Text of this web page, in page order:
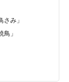
み」
」